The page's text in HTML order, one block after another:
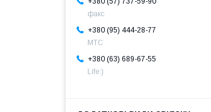
факс
+380 (95) 444-28-77
МТС
+380 (63) 689-67-55
Life:)